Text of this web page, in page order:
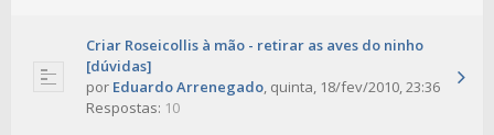
Criar Roseicollis à mão - retirar as aves do ninho
[dúvidas]
por Eduardo Arrenegado, quinta, 18/fev/2010, 23:36
Respostas: 10